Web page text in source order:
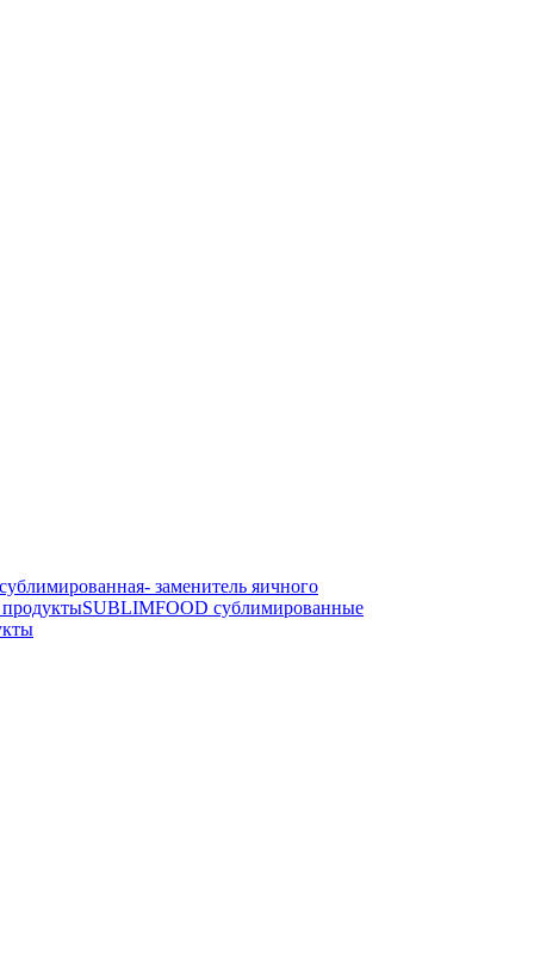
заменитель яичного
SUBLIMFOOD сублимированные